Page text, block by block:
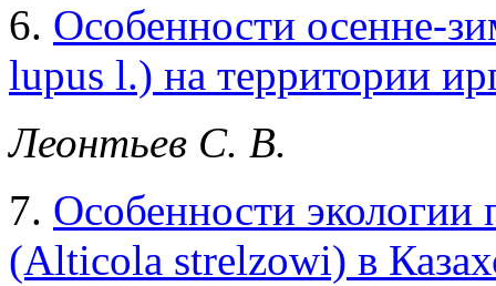
6. Особенности осенне-
lupus l.) на территории
Леонтьев С. В.
7. Особенности экологии
(Alticola strelzowi) в